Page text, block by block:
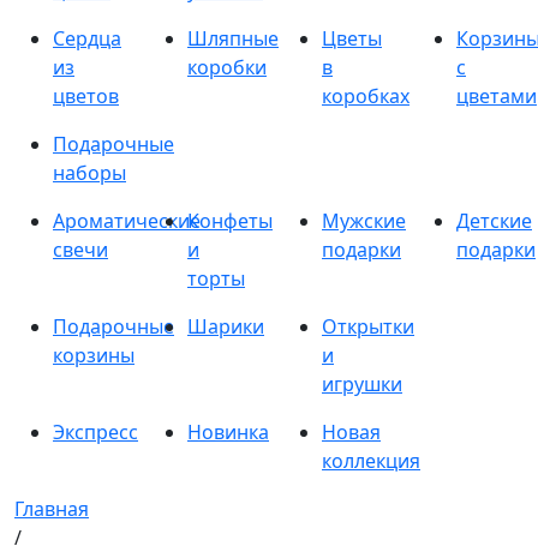
Сердца
из
цветов
Шляпные
коробки
Цветы
в
коробках
с
цветами
Подарочные
наборы
Ароматические
свечи
Конфеты
и
торты
Мужские
подарки
Детские
подарки
Подарочные
корзины
Шарики
Открытки
и
игрушки
Экспресс
Новинка
Новая
коллекция
Главная
/